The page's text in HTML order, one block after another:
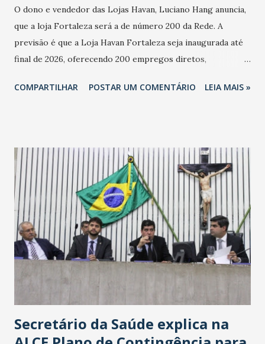
O dono e vendedor das Lojas Havan, Luciano Hang anuncia,
que a loja Fortaleza será a de número 200 da Rede. A
previsão é que a Loja Havan Fortaleza seja inaugurada até
final de 2026, oferecendo 200 empregos diretos,
Havan Fortaleza ainda não foi anunciada oficialmente, mas
COMPARTILHAR POSTAR UM COMENTÁRIO LEIA MAIS »
Secretário da Saúde explica na